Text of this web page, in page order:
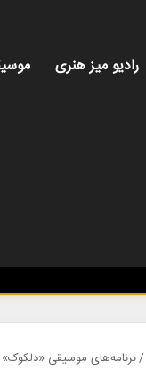
رادیو میز هنری
/برنامه‌های موسیقی «دلکوک»